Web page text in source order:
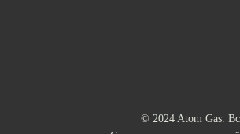
© 2024 Atom Gas.